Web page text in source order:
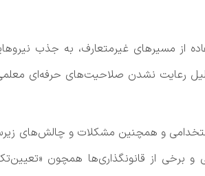
از مسیرهای غیرمتعارف، به جذب
رعایت نشدن صلاحیت‌های حرفه‌ای
و همچنین مشکلات و چالش‌های
برخی از قانونگذاری‌ها همچون